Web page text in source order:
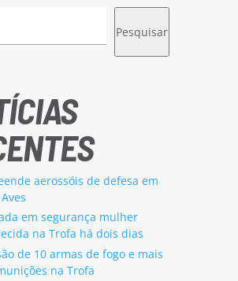
Pesquisar
aerossóis de defesa em
em segurança mulher
na Trofa há dois dias
de 10 armas de fogo e mais
na Trofa